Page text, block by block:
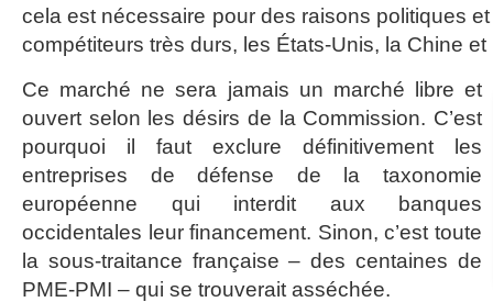
cela est nécessaire pour des raisons politiques
compétiteurs très durs, les États-Unis, la Chine et
Ce marché ne sera jamais un marché libre et
ouvert selon les désirs de la Commission. C’est
pourquoi il faut exclure définitivement les
entreprises de défense de la taxonomie
européenne qui interdit aux banques
occidentales leur financement. Sinon, c’est toute
la sous-traitance française – des centaines de
PME-PMI – qui se trouverait asséchée.